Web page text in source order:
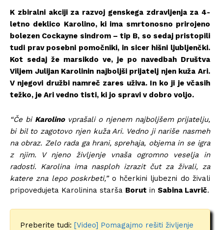
K zbiralni akciji za razvoj genskega zdravljenja za 4-
letno deklico Karolino, ki ima smrtonosno prirojeno
bolezen Cockayne sindrom – tip B, so sedaj pristopili
tudi prav posebni pomočniki, in sicer hišni ljubljenčki.
Kot sedaj že marsikdo ve, je po navedbah Društva
Viljem Julijan Karolinin najboljši prijatelj njen kuža Ari.
V njegovi družbi namreč zares uživa. In ko ji je včasih
težko, je Ari vedno tisti, ki jo spravi v dobro voljo.
“Če bi Karolinovprašali o njenem najboljšem prijatelju,
bi bil to zagotovo njen kuža Ari. Vedno ji nariše nasmeh
na obraz. Zelo rada ga hrani, sprehaja, objema in se igra
z njim. V njeno življenje vnaša ogromno veselja in
radosti. Karolina ima nasploh izrazit čut za živali, za
katere zna lepo poskrbeti,”o hčerkini ljubezni do živali
pripovedujeta Karolinina starša Borut in Sabina Lavrič.
Preberite tudi: [Video] Pomagajmo rešiti življenje